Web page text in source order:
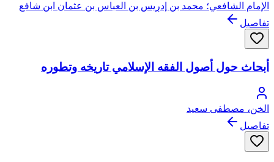
الإمام الشافعي؛ محمد بن إدريس بن العباس بن عثمان ابن شافع
الهاشمي القرشي المطلبي، أبو عبد الله
تفاصيل
أبحاث حول أصول الفقه الإسلامي تاريخه وتطوره
الخن، مصطفى سعيد
تفاصيل